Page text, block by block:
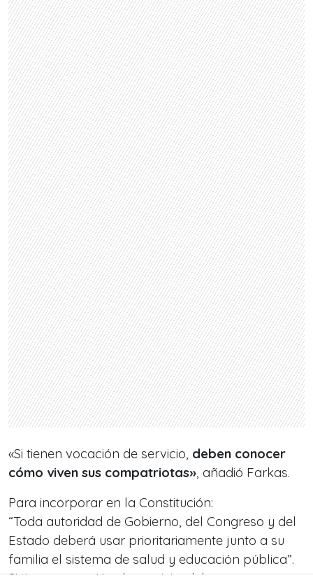
«Si tienen vocación de servicio, deben conocer
cómo viven sus compatriotas», añadió Farkas.
Para incorporar en la Constitución:
“Toda autoridad de Gobierno, del Congreso y del
Estado deberá usar prioritariamente junto a su
familia el sistema de salud y educación pública”.